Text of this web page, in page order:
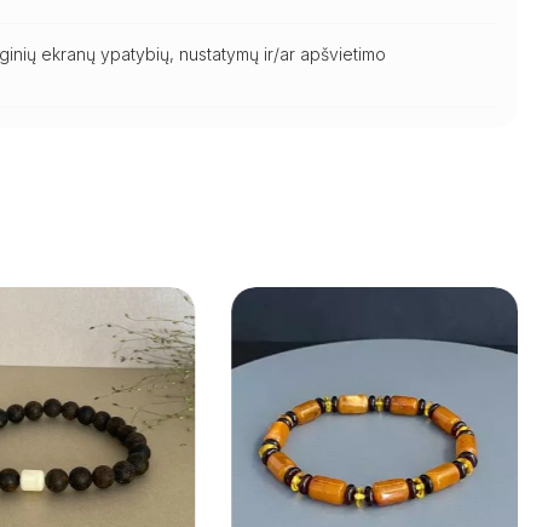
ekranų ypatybių, nustatymų ir/ar apšvietimo